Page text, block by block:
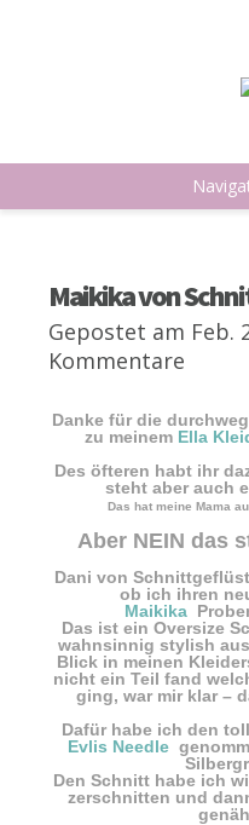
Maikika von
Gepostet am Feb.
Kommentare
Danke für die
zu meinem Ella
Des öfteren habt ihr
steht aber auch
Das hat meine Mama
Aber NEIN das
Dani von
ob ich ihren
Maikika
Das ist ein Oversize
wahnsinnig stylish
Blick in meinen
nicht ein Teil fand
ging, war mir klar –
Dafür habe ich den
Evlis Needle
Den Schnitt habe ich
zerschnitten und